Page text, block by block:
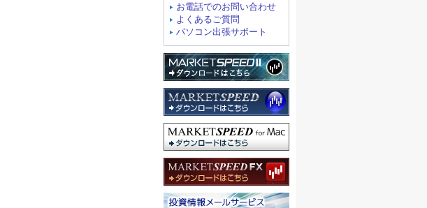
お電話でのお問い合わせ
よくあるご質問
パソコン出張サポート